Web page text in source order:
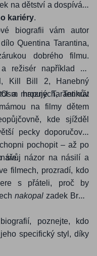
na dětství a dospívání
kariéry.
biografii vám autor
Quentina Tarantina,
dobrého filmu.
režisér například za
Kill Bill 2, Hanebný
hrozných, Tenkrát
a mapuje Tarantinův
na filmy dětem
kde sjížděl
pecky doporučoval
pochopit – až po
svůj názor na násilí a
filmech, prozradí, kdo
s přáteli, proč by
nakopal zadek Bruci
poznejte, kdo
specifický styl, díky